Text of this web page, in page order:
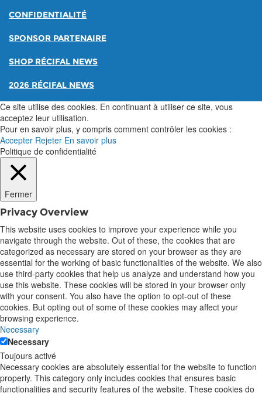
CONFIDENTIALITÉ
SPONSOR PARTENAIRE
SHOP RÉCIFAL NEWS
2026 RÉCIFAL NEWS
Ce site utilise des cookies. En continuant à utiliser ce site, vous
acceptez leur utilisation.
Pour en savoir plus, y compris comment contrôler les cookies :
Accepter Rejeter En savoir plus
Politique de confidentialité
Fermer
Privacy Overview
This website uses cookies to improve your experience while you
navigate through the website. Out of these, the cookies that are
categorized as necessary are stored on your browser as they are
essential for the working of basic functionalities of the website. We also
use third-party cookies that help us analyze and understand how you
use this website. These cookies will be stored in your browser only
with your consent. You also have the option to opt-out of these
cookies. But opting out of some of these cookies may affect your
browsing experience.
Necessary
Necessary
Toujours activé
Necessary cookies are absolutely essential for the website to function
properly. This category only includes cookies that ensures basic
functionalities and security features of the website. These cookies do